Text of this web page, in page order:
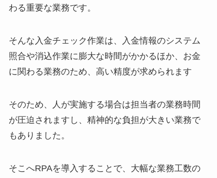
わる重要な業務です。
そんな入金チェック作業は、入金情報のシステム
照合や消込作業に膨大な時間がかかるほか、お金
に関わる業務のため、高い精度が求められます
そのため、人が実施する場合は担当者の業務時間
が圧迫されますし、精神的な負担が大きい業務で
もありました。
そこへRPAを導入することで、大幅な業務工数の